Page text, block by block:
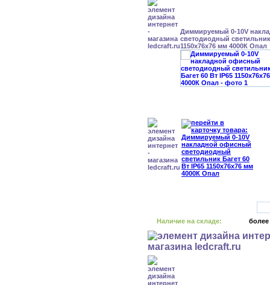
Диммируемый 0-10V
светодиодный светильник
1150x76x76 мм 4000К Опал
Наличие на складе: более